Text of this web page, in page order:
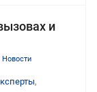
и
Новости
,